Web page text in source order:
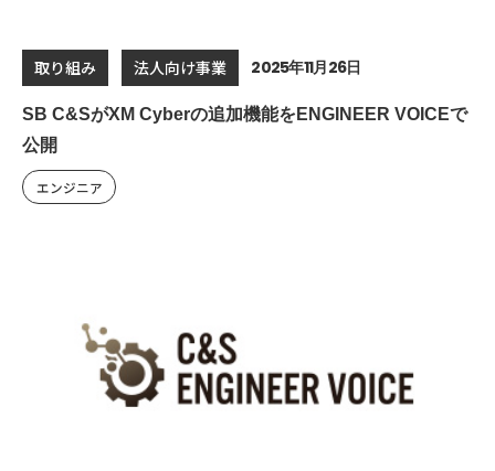
取り組み 法人向け事業 2025年11月26日
SB C&SがXM Cyberの追加機能をENGINEER VOICEで
公開
エンジニア